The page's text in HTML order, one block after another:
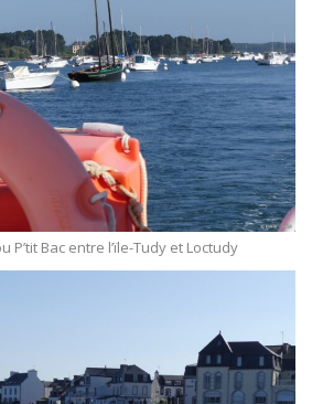
P’tit Bac entre l’ïle-Tudy et Loctudy